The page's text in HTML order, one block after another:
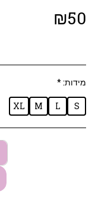
₪50
מידות:*
S
L
M
XL